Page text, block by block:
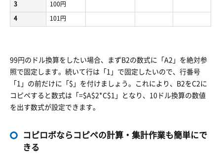
3 100円
4 101円
99円のドル換算をしたい場合、まずB2の数式に「A2」を絶対参
照で固定します。続いて行は「1」で固定したいので、行番号
「1」の前だけに「$」を付けましょう。これにより、B2をC2に
コピペすると数式は「=$A$2*C$1」となり、10ドル換算の数値
を出す数式が設定できます。
コピロボならコピペの計算・集計作業も簡単にで
きる